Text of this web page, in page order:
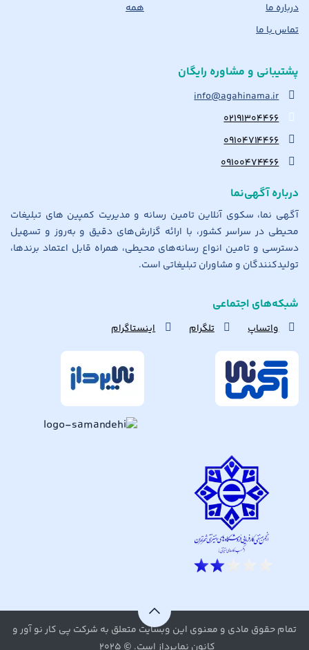
درباره ما
تماس با ما
همه
پشتیبانی و مشاوره رایگان
info@agahinama.ir
۰۲۱۹۱۳۰۴۴۶۶
۰۹۱۰۴۷۱۴۴۶۶
۰۹۱۰۰۴۷۴۴۶۶
درباره آگهی‌نما
آگهی نما، سکوی آنلاین تامین رسانه و مدیریت کمپین های تبلیغات
محیطی در سراسر کشور، با ارائه گزارش‌های دقیق و به‌روز و تسهیل
دسترسی و تامین انواع رسانه‌های محیطی، همراه قابل اعتماد برندها،
تولیدکنندگان و مشاوران تبلیغاتی است.
شبکه‌های اجتماعی
واتساپ تلگرام اینستاگرام
تمام حقوق مادی و معنوی این وبسایت متعلق به شرکت پی کار نو آور و